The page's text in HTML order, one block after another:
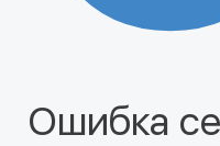
Ошибка